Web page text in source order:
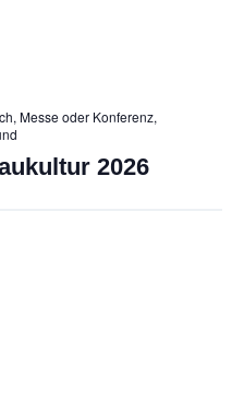
Messe oder Konferenz,
2026